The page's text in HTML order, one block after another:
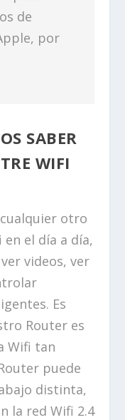
de
por
SABER
WIFI
otro
el día a día,
videos, ver
Es
Router es
Wifi tan
puede
distinta,
la red Wifi 2.4